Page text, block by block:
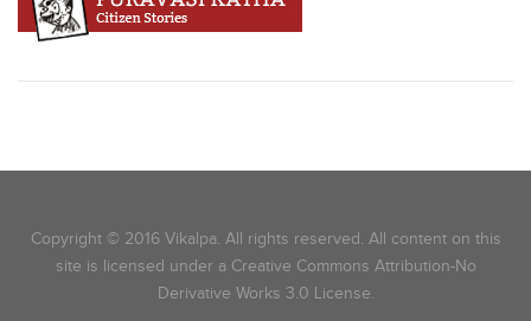
Copyright © 2016 Vikalpa. All rights reserved. All content on this
site is licensed under a Creative Commons Attribution-No
Derivative Works 3.0 License.